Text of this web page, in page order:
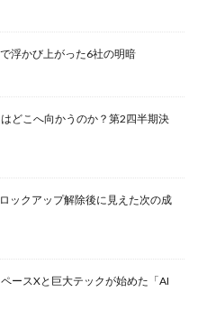
浮かび上がった6社の明暗
どこへ向かうのか？第2四半期決
ックアップ解除後に見えた次の成
ースXと巨大テックが始めた「AI